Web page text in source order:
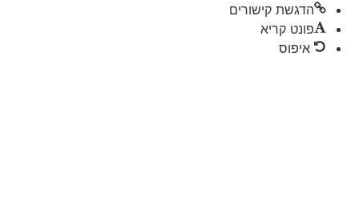
הדגשת קישורים
פונט קריא
איפוס